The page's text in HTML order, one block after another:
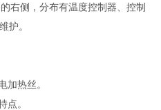
右侧，分布有温度控制器、控制
护。
加热丝。
点。